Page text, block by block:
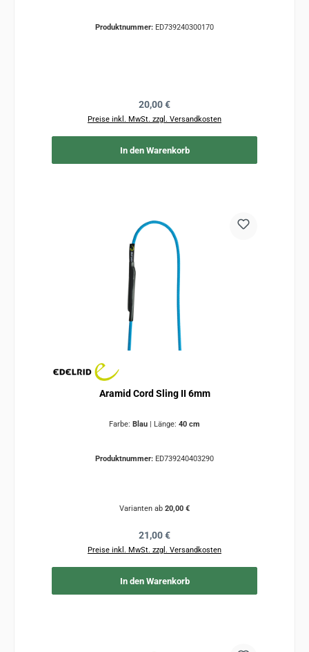
Produktnummer: ED739240300170
Regulärer Preis:
20,00 €
Preise inkl. MwSt. zzgl. Versandkosten
In den Warenkorb
Aramid Cord Sling II 6mm
Farbe: Blau | Länge: 40 cm
Produktnummer: ED739240403290
Varianten ab 20,00 €
Regulärer Preis:
21,00 €
Preise inkl. MwSt. zzgl. Versandkosten
In den Warenkorb